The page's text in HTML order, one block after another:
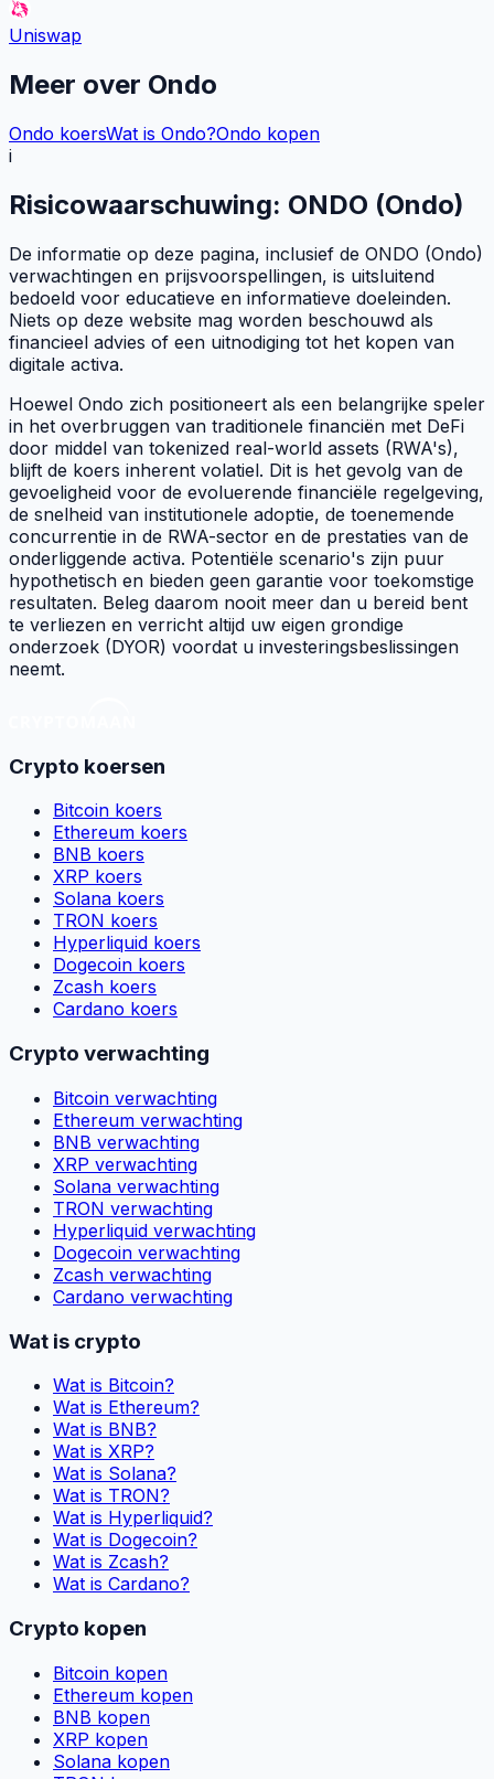
Uniswap
Meer over Ondo
Ondo koersWat is Ondo?Ondo kopen
i
Risicowaarschuwing: ONDO (Ondo)
De informatie op deze pagina, inclusief de ONDO (Ondo)
verwachtingen en prijsvoorspellingen, is uitsluitend
bedoeld voor educatieve en informatieve doeleinden.
Niets op deze website mag worden beschouwd als
financieel advies of een uitnodiging tot het kopen van
digitale activa.
Hoewel Ondo zich positioneert als een belangrijke speler
in het overbruggen van traditionele financiën met DeFi
door middel van tokenized real-world assets (RWA's),
blijft de koers inherent volatiel. Dit is het gevolg van de
gevoeligheid voor de evoluerende financiële regelgeving,
de snelheid van institutionele adoptie, de toenemende
concurrentie in de RWA-sector en de prestaties van de
onderliggende activa. Potentiële scenario's zijn puur
hypothetisch en bieden geen garantie voor toekomstige
resultaten. Beleg daarom nooit meer dan u bereid bent
te verliezen en verricht altijd uw eigen grondige
onderzoek (DYOR) voordat u investeringsbeslissingen
neemt.
Crypto koersen
Bitcoin koers
Ethereum koers
BNB koers
XRP koers
Solana koers
TRON koers
Hyperliquid koers
Dogecoin koers
Zcash koers
Cardano koers
Crypto verwachting
Bitcoin verwachting
Ethereum verwachting
BNB verwachting
XRP verwachting
Solana verwachting
TRON verwachting
Hyperliquid verwachting
Dogecoin verwachting
Zcash verwachting
Cardano verwachting
Wat is crypto
Wat is Bitcoin?
Wat is Ethereum?
Wat is BNB?
Wat is XRP?
Wat is Solana?
Wat is TRON?
Wat is Hyperliquid?
Wat is Dogecoin?
Wat is Zcash?
Wat is Cardano?
Crypto kopen
Bitcoin kopen
Ethereum kopen
BNB kopen
XRP kopen
Solana kopen